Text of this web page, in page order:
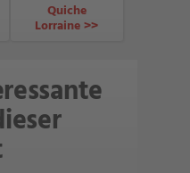
Quiche
Lorraine >>